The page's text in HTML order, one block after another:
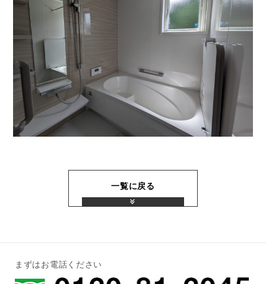
一覧に戻る
まずはお電話ください